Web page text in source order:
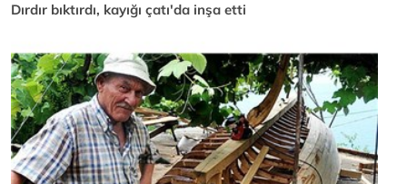
Dırdır bıktırdı, kayığı çatı'da inşa etti